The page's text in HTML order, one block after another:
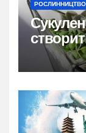
РОСЛИННИЦТВО